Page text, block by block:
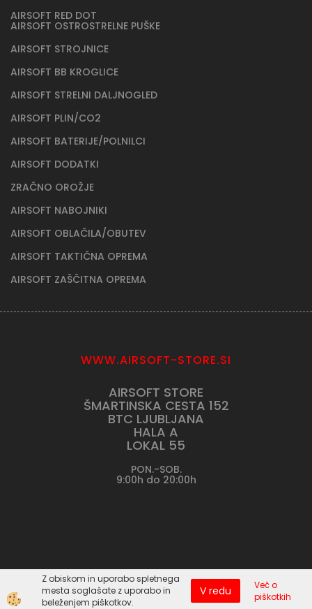
AIRSOFT RED DOT
AIRSOFT OSTROSTRELNE PUŠKE
AIRSOFT STROJNICE
AIRSOFT BB KROGLICE
AIRSOFT STRELNI DALJNOGLED
AIRSOFT PLIN/CO2
AIRSOFT BATERIJE/POLNILCI
AIRSOFT DODATKI
ZRAČNO OROŽJE
AIRSOFT NABOJNIKI
AIRSOFT OBLAČILA/OBUTEV
AIRSOFT TAKTIČNA OPREMA
AIRSOFT ZAŠČITNA OPREMA
WWW.AIRSOFT-STORE.SI
AIRSOFT STORE
ŠMARTINSKA CESTA 152
BTC LJUBLJANA
HALA A
LOKAL 55
PON.-SOB.
9:00h do 20:00h
Izdelava spletne trgovine
Z obiskom in uporabo spletnega
mesta soglašate z uporabo in
beleženjem piškotkov.
V redu
Več o
piškotkih